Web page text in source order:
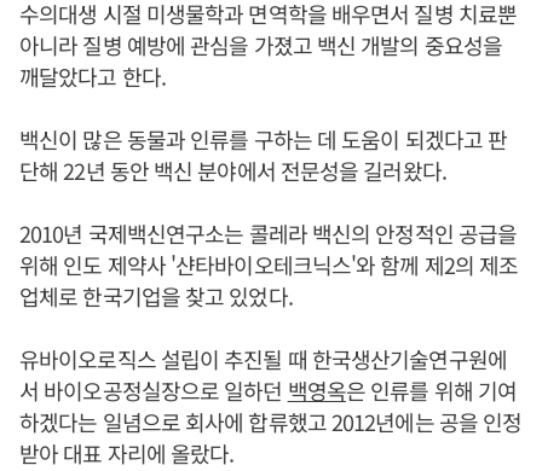
수의대생 시절 미생물학과 면역학을 배우면서 질병 치료뿐
아니라 질병 예방에 관심을 가졌고 백신 개발의 중요성을
깨달았다고 한다.
백신이 많은 동물과 인류를 구하는 데 도움이 되겠다고 판
단해 22년 동안 백신 분야에서 전문성을 길러왔다.
2010년 국제백신연구소는 콜레라 백신의 안정적인 공급을
위해 인도 제약사 '샨타바이오테크닉스'와 함께 제2의 제조
업체로 한국기업을 찾고 있었다.
유바이오로직스 설립이 추진될 때 한국생산기술연구원에
서 바이오공정실장으로 일하던 백영옥은 인류를 위해 기여
하겠다는 일념으로 회사에 합류했고 2012년에는 공을 인정
받아 대표 자리에 올랐다.